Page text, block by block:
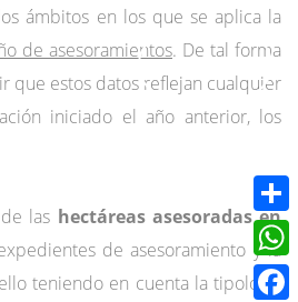
INTRANET
ámbitos en los que se aplica la
de asesoramientos. De tal forma
que estos datos reflejan cualquier
iniciado el año anterior, los
las hectáreas asesoradas en
de asesoramiento y la
teniendo en cuenta la tipología